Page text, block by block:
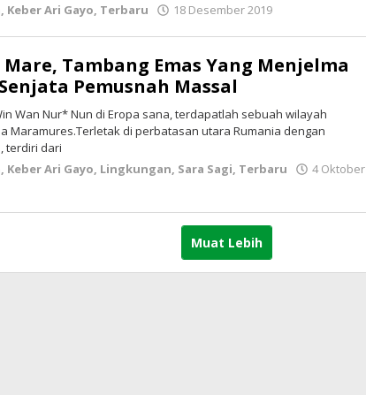
, Keber Ari Gayo, Terbaru 18 Desember 2019
Mare, Tambang Emas Yang Menjelma
Pemusnah Massal
Wan Nur* Nun di Eropa sana, terdapatlah sebuah wilayah
Maramures.Terletak di perbatasan utara Rumania dengan
terdiri dari
, Keber Ari Gayo, Lingkungan, Sara Sagi, Terbaru
4 Oktober
Muat Lebih